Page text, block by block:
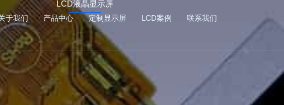
于我们 产品中心 定制显示屏 LCD案例 联系我们
LCD液晶显示屏